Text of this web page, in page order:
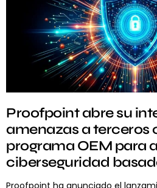
Proofpoint abre su
amenazas a terceros
programa OEM para
ciberseguridad